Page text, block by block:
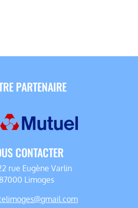
PARTENAIRE
CONTACTER
rue Eugène Varlin
87000 Limoges